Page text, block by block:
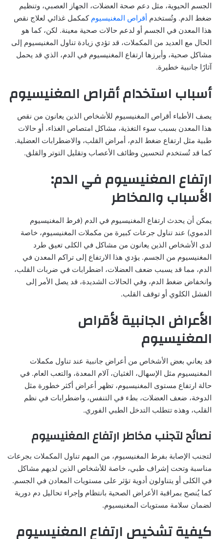
الجسم الحيوية، مثل دعم صحة العضلات، الجهاز العصبي، وتنظيم
ضغط الدم. وتُستخدم أقراص المغنيسيوم كمكمل غذائي لعلاج نقص
هذا المعدن في الجسم أو لدعم حالات صحية معينة. لكن، كما هو
الحال مع العديد من المكملات، قد تؤدي زيادة تناول المغنيسيوم إلى
مشاكل صحية، وأبرزها ارتفاع المغنيسيوم في الدم، الذي قد يحمل
آثارًا جانبية خطيرة.
أسباب استخدام أقراص المغنيسيوم
يصف الأطباء أقراص المغنيسيوم للأشخاص الذين يعانون من نقص
هذا المعدن بسبب سوء التغذية، مشاكل امتصاص الغذاء، أو حالات
طبية مثل ارتفاع ضغط الدم، أمراض القلب، والاضطرابات العضلية.
كما قد تُستخدم لتحسين وظائف الأعصاب وتقليل التوتر والقلق.
ارتفاع المغنيسيوم في الدم:
الأسباب والمخاطر
يمكن أن يحدث ارتفاع المغنيسيوم في الدم (فرط المغنيسيوم
الدموي) عند تناول جرعات كبيرة من مكملات المغنيسيوم، خاصة
لدى الأشخاص الذين يعانون من مشاكل في الكلى تعيق طرد
المغنيسيوم من الجسم. يؤدي هذا الارتفاع إلى تراكم المعدن في
الدم، مما قد يسبب ضعف العضلات، اضطرابات في ضربات القلب،
وانخفاض ضغط الدم، وفي الحالات الشديدة، قد يصل الأمر إلى
الفشل الكلوي أو توقف القلب.
الأعراض الجانبية لأقراص
المغنيسيوم
قد يعاني بعض الأشخاص من أعراض جانبية عند تناول مكملات
المغنيسيوم مثل الإسهال، الغثيان، آلام المعدة، والتعب العام. في
حالة ارتفاع مستوى المغنيسيوم، تظهر أعراض أكثر خطورة مثل
الدوخة، ضعف العضلات، بطء في التنفس، واضطرابات في نظم
القلب، وهذه تتطلب التدخل الطبي الفوري.
نصائح لتجنب مخاطر ارتفاع المغنيسيوم
لتجنب الإصابة بفرط المغنيسيوم، من المهم تناول المكملات بجرعات
مناسبة وتحت إشراف طبي، خاصة للأشخاص الذين لديهم مشاكل
في الكلى أو يتناولون أدوية تؤثر على مستويات المعادن في الجسم.
كما يُنصح بمراقبة الأعراض الصحية بانتظام وإجراء تحاليل دم دورية
لضمان سلامة مستويات المغنيسيوم.
كيفية تشخيص ارتفاع المغنيسيوم